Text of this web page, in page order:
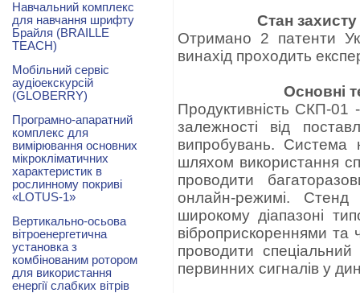
Стан захисту
Отримано 2 патенти
винахід проходить
Основні
Продуктивність СКП-01
залежності від
випробувань. Система
шляхом використання
проводити
онлайн-режимі. Стенд
широкому діапазоні
віброприскореннями та
проводити
первинних сигналів у
Навчальний комплекс
для навчання шрифту
Брайля (BRAILLE
TEACH)
Мобільний сервіс
аудіоекскурсій
(GLOBERRY)
Програмно-апаратний
комплекс для
вимірювання основних
мікрокліматичних
характеристик в
рослинному покриві
«LOTUS-1»
Вертикально-осьова
вітроенергетична
установка з
комбінованим ротором
для використання
енергії слабких вітрів